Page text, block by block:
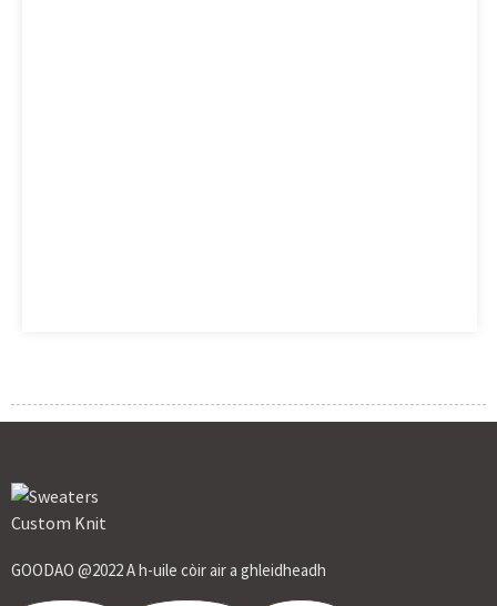
GOODAO @2022 A h-uile còir air a ghleidheadh